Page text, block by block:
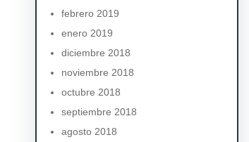
febrero 2019
enero 2019
diciembre 2018
noviembre 2018
octubre 2018
septiembre 2018
agosto 2018